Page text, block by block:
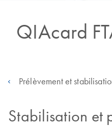
QIAcard
Prélèvement et
Stabilisation et